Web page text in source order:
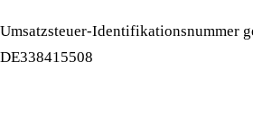
Umsatzsteuer-Identifikationsnummer
DE338415508